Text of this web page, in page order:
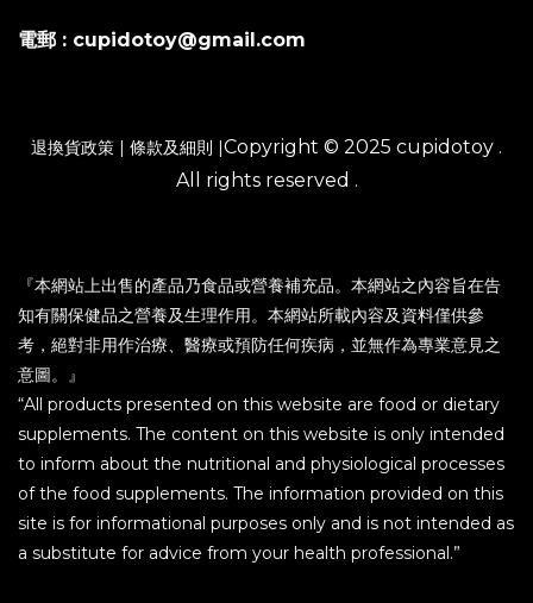
電郵 : cupidotoy@gmail.com
退換貨政策 | 條款及細則 |Copyright © 2025 cupidotoy .
All rights reserved .
『本網站上出售的產品乃食品或營養補充品。本網站之內容旨在告
知有關保健品之營養及生理作用。本網站所載內容及資料僅供參
考，絕對非用作治療、醫療或預防任何疾病，並無作為專業意見之
意圖。』
“All products presented on this website are food or dietary
supplements. The content on this website is only intended
to inform about the nutritional and physiological processes
of the food supplements. The information provided on this
site is for informational purposes only and is not intended as
a substitute for advice from your health professional.”